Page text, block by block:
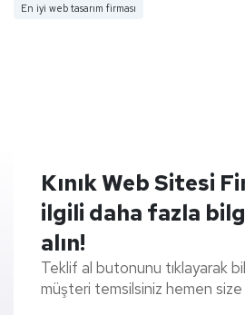
En iyi web tasarım firması
Kınık Web Sitesi
ilgili daha fazla
alın!
Teklif al butonunu tıklayarak
müşteri temsilsiniz hemen size